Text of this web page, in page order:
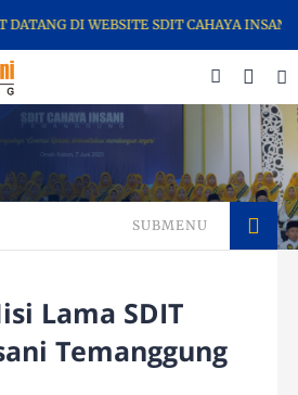
DI WEBSITE SDIT CAHAYA INSANI
SUBMENU
Lama SDIT
Temanggung